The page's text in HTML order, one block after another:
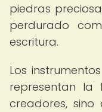
piedras
perdurado
escritura.
Los
representan la
creadores,